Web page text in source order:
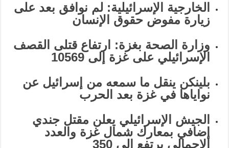
الخارجية الإسرائيلية: لم نوافق بعد على
زيارة مفوض حقوق الإنسان
وزارة الصحة بغزة: ارتفاع قتلى القصف
الإسرائيلي على غزة إلى 10569
بلينكن ينقل ما سمعه من إسرائيل عن
نواياها في غزة بعد الحرب
الجيش الإسرائيلي يعلن مقتل جندي
إضافي بمعارك شمال غزة والعدد
الإجمالي يرتفع إلى 350